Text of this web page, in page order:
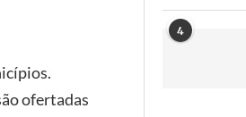
ofertadas
4